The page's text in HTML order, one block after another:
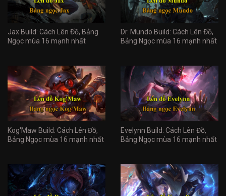
Jax Build: Cách Lên Đồ, Bảng
Ngọc mùa 16 mạnh nhất
Dr. Mundo Build: Cách Lên Đồ,
Bảng Ngọc mùa 16 mạnh nhất
Kog'Maw Build: Cách Lên Đồ,
Bảng Ngọc mùa 16 mạnh nhất
Evelynn Build: Cách Lên Đồ,
Bảng Ngọc mùa 16 mạnh nhất